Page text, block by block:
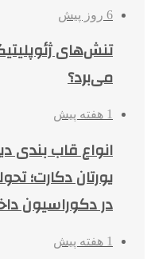
6 روز پیش
تنش‌های
می‌برد؟
1 هفته پیش
انواع قاب بندی
یورتان دکارت؛
در دکوراسیون
1 هفته پیش